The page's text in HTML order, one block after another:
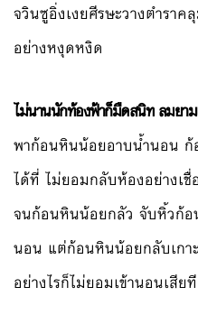
จวินซูอิ่งเงยศีรษะวางตำรา
อย่างหงุดหงิด
ไม่นานนักท้องฟ้าก็มืดสนิท ลมยา
พาก้อนหินน้อยอาบน้ำนอน
ได้ที่ ไม่ยอมกลับห้องอย่างเ
จนก้อนหินน้อยกลัว จับหิ้วก้อ
นอน แต่ก้อนหินน้อยกลับเก
อย่างไรก็ไม่ยอมเข้านอนเสียที